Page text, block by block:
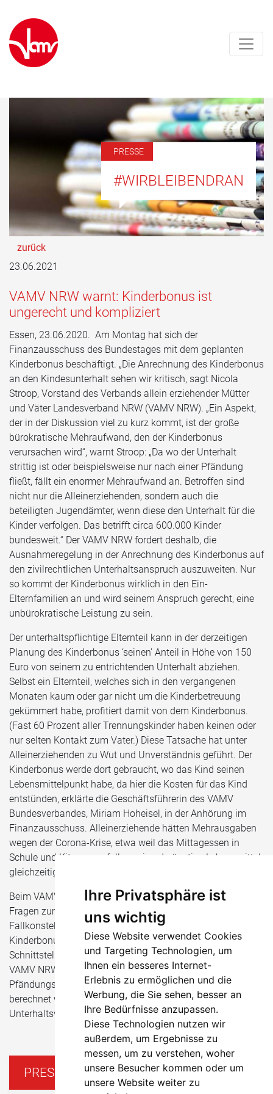
Ihre Privatsphäre ist
uns wichtig
Diese Website verwendet Cookies
und Targeting Technologien, um
Ihnen ein besseres Internet-
Erlebnis zu ermöglichen und die
Werbung, die Sie sehen, besser an
Ihre Bedürfnisse anzupassen.
Diese Technologien nutzen wir
außerdem, um Ergebnisse zu
messen, um zu verstehen, woher
unsere Besucher kommen oder um
unsere Website weiter zu
PRESSE
#WIRBLEIBENDRAN
zurück
23.06.2021
VAMV NRW warnt: Kinderbonus ist
ungerecht und kompliziert
Essen, 23.06.2020. Am Montag hat sich der
Finanzausschuss des Bundestages mit dem geplanten
Kinderbonus beschäftigt. „Die Anrechnung des Kinderbonus
an den Kindesunterhalt sehen wir kritisch, sagt Nicola
Stroop, Vorstand des Verbands allein erziehender Mütter
und Väter Landesverband NRW (VAMV NRW). „Ein Aspekt,
der in der Diskussion viel zu kurz kommt, ist der große
bürokratische Mehraufwand, den der Kinderbonus
verursachen wird“, warnt Stroop: „Da wo der Unterhalt
strittig ist oder beispielsweise nur nach einer Pfändung
fließt, fällt ein enormer Mehraufwand an. Betroffen sind
nicht nur die Alleinerziehenden, sondern auch die
beteiligten Jugendämter, wenn diese den Unterhalt für die
Kinder verfolgen. Das betrifft circa 600.000 Kinder
bundesweit.“ Der VAMV NRW fordert deshalb, die
Ausnahmeregelung in der Anrechnung des Kinderbonus auf
den zivilrechtlichen Unterhaltsanspruch auszuweiten. Nur
so kommt der Kinderbonus wirklich in den Ein-
Elternfamilien an und wird seinem Anspruch gerecht, eine
unbürokratische Leistung zu sein.
Der unterhaltspflichtige Elternteil kann in der derzeitigen
Planung des Kinderbonus ‘seinen’ Anteil in Höhe von 150
Euro von seinem zu entrichtenden Unterhalt abziehen.
Selbst ein Elternteil, welches sich in den vergangenen
Monaten kaum oder gar nicht um die Kinderbetreuung
gekümmert habe, profitiert damit von dem Kinderbonus.
(Fast 60 Prozent aller Trennungskinder haben keinen oder
nur selten Kontakt zum Vater.) Diese Tatsache hat unter
Alleinerziehenden zu Wut und Unverständnis geführt. Der
Kinderbonus werde dort gebraucht, wo das Kind seinen
Lebensmittelpunkt habe, da hier die Kosten für das Kind
entstünden, erklärte die Geschäftsführerin des VAMV
Bundesverbandes, Miriam Hoheisel, in der Anhörung im
Finanzausschuss. Alleinerziehende hätten Mehrausgaben
wegen der Corona-Krise, etwa weil das Mittagessen in
Schule und Kita weggefallen sei und günstige Lebensmittel
gleichzeitig zur Mangelware geworden seien.
Beim VAMV NRW haben sich viele Alleinerziehende mit
Fragen zum Kinderbonus gemeldet. „Es haben sich etliche
Fallkonstellationen gezeigt, die deutlich machen, dass der
Kinderbonus, so wie er jetzt geplant ist, etliche
Schnittstellen beschäftigen wird“, erklärt Nicola Stroop vom
VAMV NRW. „Zahlungseingänge müssen kontrolliert,
Pfändungsbeschlüsse geändert und Ansprüche neu
berechnet werden. Teilweise entstehen Ansprüche auf
Unterhaltsvorschuss – und das alles für nur zwei Monate.“
PRESSE